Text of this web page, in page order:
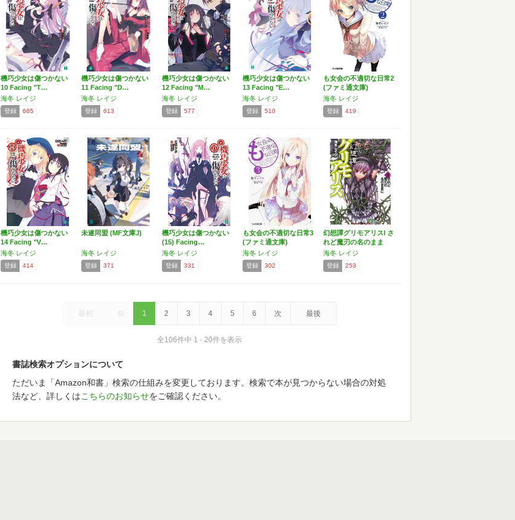
機巧少女は傷つかない
10 Facing "T…
海冬 レイジ
登録 685
機巧少女は傷つかない
11 Facing "D…
海冬 レイジ
登録 613
機巧少女は傷つかない
12 Facing "M…
海冬 レイジ
登録 577
機巧少女は傷つかない
13 Facing "E…
海冬 レイジ
登録 510
も女会の不適切な日常2
(ファミ通文庫)
海冬 レイジ
登録 419
機巧少女は傷つかない
14 Facing "V…
海冬 レイジ
登録 414
未遂同盟 (MF文庫J)
海冬 レイジ
登録 371
機巧少女は傷つかない
(15) Facing…
海冬 レイジ
登録 331
も女会の不適切な日常3
(ファミ通文庫)
海冬 レイジ
登録 302
幻想譚グリモアリスI さ
れど魔刃の名のまま
に…
海冬 レイジ
登録 253
最初 前 1 2 3 4 5 6 次 最後
全106件中 1 - 20件を表示
書誌検索オプションについて
ただいま「Amazon和書」検索の仕組みを変更しております。検索で本が見つからない場合の対処
法など、詳しくはこちらのお知らせをご確認ください。